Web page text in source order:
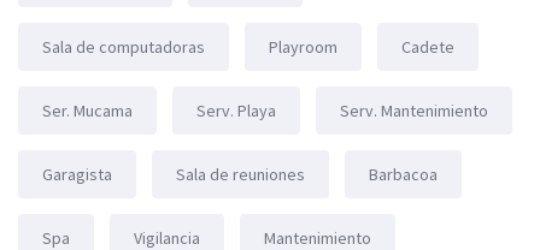
Sala de computadoras Playroom Cadete
Ser. Mucama Serv. Playa Serv. Mantenimiento
Garagista Sala de reuniones Barbacoa
Spa Vigilancia Mantenimiento